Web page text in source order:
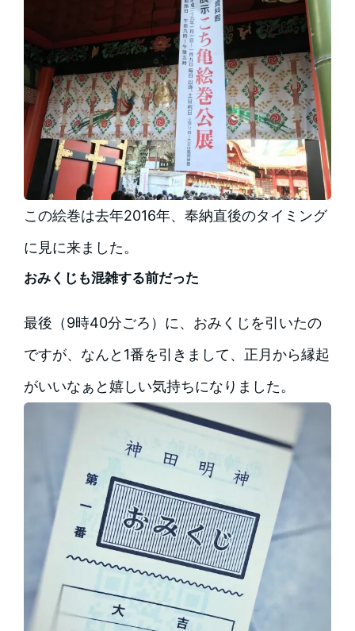
この絵巻は去年2016年、奉納直後のタイミング
に見に来ました。
おみくじも混雑する前だった
最後（9時40分ごろ）に、おみくじを引いたの
ですが、なんと1番を引きまして、正月から縁起
がいいなぁと嬉しい気持ちになりました。